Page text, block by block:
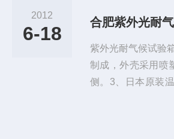
护简便：设备维护
2012
6-18
合肥紫外光耐
紫外光耐气候试验
制成，外壳采用喷
侧。3、日本原装